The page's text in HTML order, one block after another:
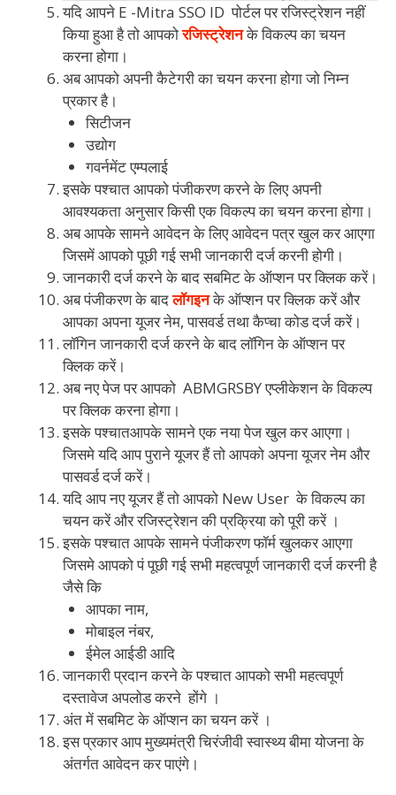
यदि आपने E -Mitra SSO ID पोर्टल पर रजिस्ट्रेशन नहीं
किया हुआ है तो आपकोरजिस्ट्रेशनके विकल्प का चयन
करना होगा।
अब आपको अपनी कैटेगरी का चयन करना होगा जो निम्न
प्रकार है।
सिटीजन
उद्योग
गवर्नमेंट एम्पलाई
इसके पश्चात आपको पंजीकरण करने के लिए अपनी
आवश्यकता अनुसार किसी एक विकल्प का चयन करना होगा।
अब आपके सामने आवेदन के लिए आवेदन पत्र खुल कर आएगा
जिसमें आपको पूछी गई सभी जानकारी दर्ज करनी होगी।
जानकारी दर्ज करने के बाद सबमिट के ऑप्शन पर क्लिक करें।
अब पंजीकरण के बादलॉगइनके ऑप्शन पर क्लिक करें और
आपका अपना यूजर नेम, पासवर्ड तथा कैप्चा कोड दर्ज करें।
लॉगिन जानकारी दर्ज करने के बाद लॉगिन के ऑप्शन पर
क्लिक करें।
अब नए पेज पर आपको ABMGRSBY एप्लीकेशन के विकल्प
पर क्लिक करना होगा।
इसके पश्चातआपके सामने एक नया पेज खुल कर आएगा।
जिसमे यदि आप पुराने यूजर हैं तो आपको अपना यूजर नेम और
पासवर्ड दर्ज करें।
यदि आप नए यूजर हैं तो आपको New User के विकल्प का
चयन करें और रजिस्ट्रेशन की प्रक्रिया को पूरी करें ।
इसके पश्चात आपके सामने पंजीकरण फॉर्म खुलकर आएगा
जिसमे आपको पं पूछी गई सभी महत्वपूर्ण जानकारी दर्ज करनी है
जैसे कि
आपका नाम,
मोबाइल नंबर,
ईमेल आईडी आदि
जानकारी प्रदान करने के पश्चात आपको सभी महत्वपूर्ण
दस्तावेज अपलोड करने होंगे ।
अंत में सबमिट के ऑप्शन का चयन करें ।
इस प्रकार आप मुख्यमंत्री चिरंजीवी स्वास्थ्य बीमा योजना के
अंतर्गत आवेदन कर पाएंगे।